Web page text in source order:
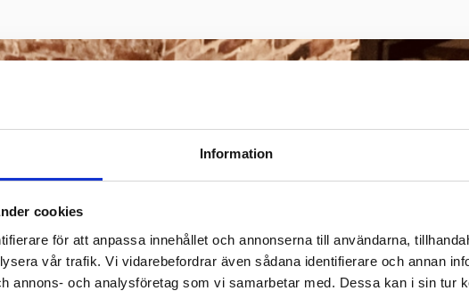
Information
cookies
för att anpassa innehållet och annonserna till användarna,
vår trafik. Vi vidarebefordrar även sådana identifierare och annan
annons- och analysföretag som vi samarbetar med. Dessa kan i sin tur